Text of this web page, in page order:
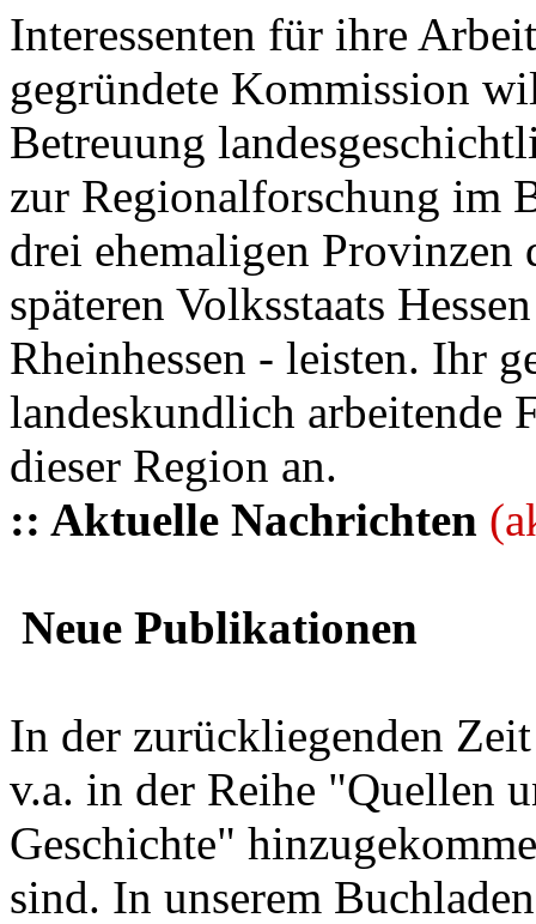
Interessenten für ihre
gegründete Kommission
Betreuung
zur Regionalforschung im
drei ehemaligen Provinzen
späteren Volksstaats
Rheinhessen - leisten. Ihr
landeskundlich arbeitende
dieser Region an.
:: Aktuelle Nachrichten
Neue Publikationen
In der zurückliegenden
v.a. in der Reihe "Quellen
Geschichte"
sind. In unserem